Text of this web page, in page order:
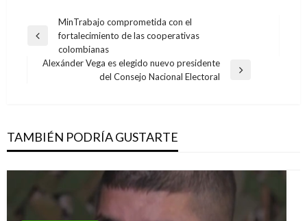
Navegación
de
entradas
Entrada
MinTrabajo comprometida con el
fortalecimiento de las cooperativas
colombianas
Alexánder Vega es elegido nuevo presidente
del Consejo Nacional Electoral
TAMBIÉN PODRÍA GUSTARTE